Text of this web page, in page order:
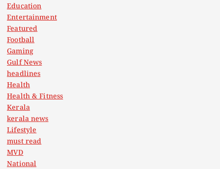
Education
Entertainment
Featured
Football
Gaming
Gulf News
headlines
Health
Health & Fitness
Kerala
kerala news
Lifestyle
must read
MVD
National